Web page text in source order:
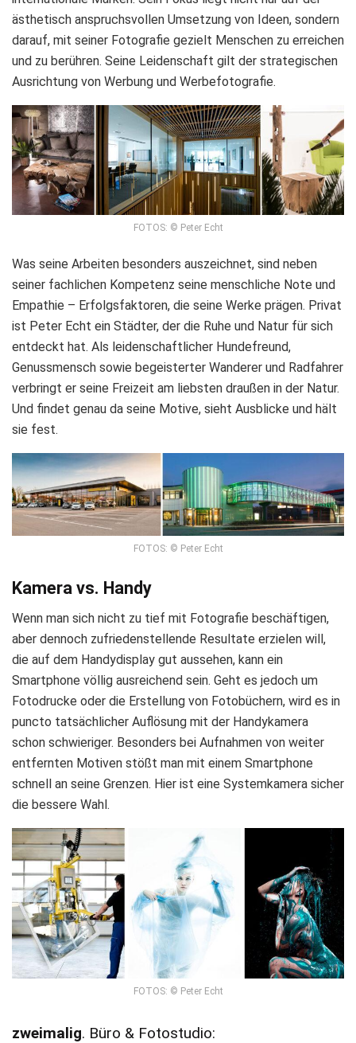
ästhetisch anspruchsvollen Umsetzung von Ideen, sondern
darauf, mit seiner Fotografie gezielt Menschen zu erreichen
und zu berühren. Seine Leidenschaft gilt der strategischen
Ausrichtung von Werbung und Werbefotografie.
FOTOS: © Peter Echt
Was seine Arbeiten besonders auszeichnet, sind neben
seiner fachlichen Kompetenz seine menschliche Note und
Empathie – Erfolgsfaktoren, die seine Werke prägen. Privat
ist Peter Echt ein Städter, der die Ruhe und Natur für sich
entdeckt hat. Als leidenschaftlicher Hundefreund,
Genussmensch sowie begeisterter Wanderer und Radfahrer
verbringt er seine Freizeit am liebsten draußen in der Natur.
Und findet genau da seine Motive, sieht Ausblicke und hält
sie fest.
FOTOS: © Peter Echt
Kamera vs. Handy
Wenn man sich nicht zu tief mit Fotografie beschäftigen,
aber dennoch zufriedenstellende Resultate erzielen will,
die auf dem Handydisplay gut aussehen, kann ein
Smartphone völlig ausreichend sein. Geht es jedoch um
Fotodrucke oder die Erstellung von Fotobüchern, wird es in
puncto tatsächlicher Auflösung mit der Handykamera
schon schwieriger. Besonders bei Aufnahmen von weiter
entfernten Motiven stößt man mit einem Smartphone
schnell an seine Grenzen. Hier ist eine Systemkamera sicher
die bessere Wahl.
FOTOS: © Peter Echt
zweimalig. Büro & Fotostudio: